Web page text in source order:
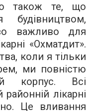
також те, що
будівництвом,
важливо для
«Охматдит».
коли я тільки
ми повністю
корпус. Всі
лікарні
Це вливання